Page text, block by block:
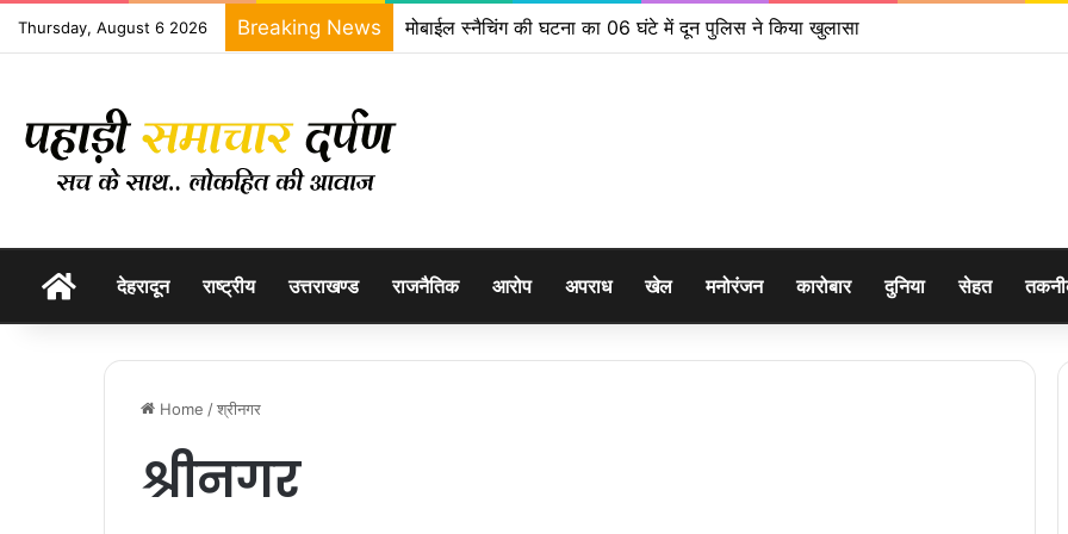
Thursday, August 6 2026 Breaking News मोबाईल स्नैचिंग की घटना का 06 घंटे में दून पुलिस ने किया खुलासा
होम देहरादून राष्ट्रीय उत्तराखण्ड राजनैतिक आरोप अपराध खेल मनोरंजन कारोबार दुनिया सेहत
Home /श्रीनगर
श्रीनगर